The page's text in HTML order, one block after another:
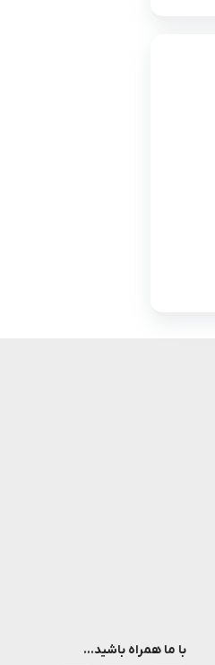
با ما همراه باشید...